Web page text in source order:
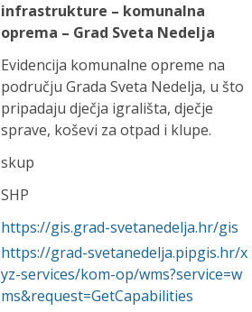
infrastrukture – komunalna
oprema – Grad Sveta Nedelja
Evidencija komunalne opreme na
području Grada Sveta Nedelja, u što
pripadaju dječja igrališta, dječje
sprave, koševi za otpad i klupe.
skup
SHP
https://gis.grad-svetanedelja.hr/gis
https://grad-svetanedelja.pipgis.hr/x
yz-services/kom-op/wms?service=w
ms&request=GetCapabilities